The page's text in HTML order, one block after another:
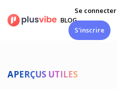
contenu
BLOG
Se connecter
S'inscrire
APERÇUS UTILES